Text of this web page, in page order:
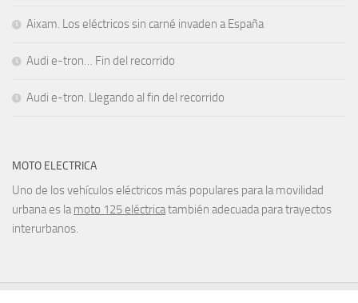
Aixam. Los eléctricos sin carné invaden a España
Audi e-tron… Fin del recorrido
Audi e-tron. Llegando al fin del recorrido
MOTO ELECTRICA
Uno de los vehículos eléctricos más populares para la movilidad
urbana es lamoto 125 eléctricatambién adecuada para trayectos
interurbanos.